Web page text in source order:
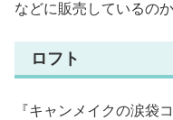
などに販売しているの
ロフト
『キャンメイクの涙袋